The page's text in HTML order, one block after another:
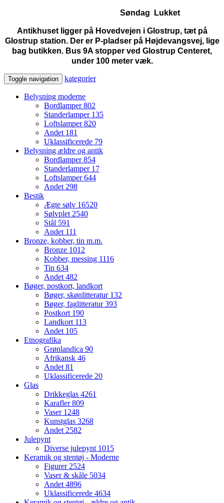
Søndag Lukket
Antikhuset ligger på Hovedvejen i Glostrup, tæt på
Glostrup station. Der er P-pladser på Højdevangsvej, lige
bag butikken. Bus 9A stopper ved Glostrup Centeret,
under 100 meter væk.
Toggle navigation kategorier
Belysning moderne
Bordlamper802
Standerlamper 135
Loftslamper820
Andet 181
Uklassificerede 79
Belysning ældre og antik
Bordlamper854
Standerlamper 17
Loftslamper644
Andet298
Bestik
Ægte sølv 16520
Sølvplet2540
Stål 591
Andet 111
Bronze, kobber, tin m.m.
Bronze 1012
Kobber, messing 1116
Tin 634
Andet482
Bøger, postkort, landkort
Bøger, skønlitteratur 132
Bøger, faglitteratur393
Postkort 190
Landkort 113
Andet 105
Etnografika
Grønlandica 90
Afrikansk 46
Andet81
Uklassificerede 20
Glas
Drikkeglas 4261
Karafler809
Vaser 1248
Kunstglas 3268
Andet2582
Julepynt
Diverse julepynt 1015
Keramik og stentøj - Moderne
Figurer2524
Vaser & skåle 5034
Andet4896
Uklassificerede 4634